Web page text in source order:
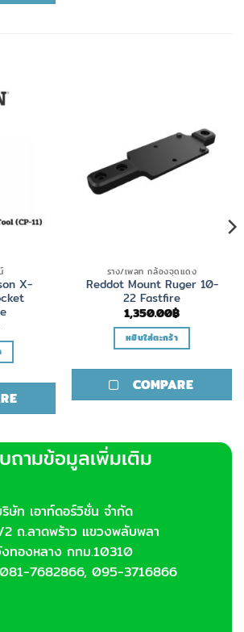
X-
ราง/เพลท กล้องจุดแดง
Reddot Mount Ruger 10-
22 Fastfire
1,350.00฿
หยิบใส่ตะกร้า
COMPARE
ถามข้อมูลเพิ่มเติม
ษัท เอาท์ดอร์วิชั่น จำกัด
ถ.ลาดพร้าว แขวงพลับพลา
ทองหลาง กทม.10310
7682866, 095-3716866